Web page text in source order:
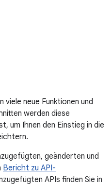
neue Funktionen und
werden diese
um Ihnen den Einstieg in die
geänderten und
Bericht zu API-
APIs finden Sie in